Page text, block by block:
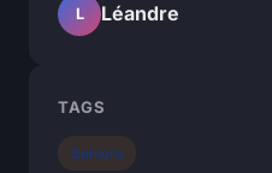
L Léandre
TAGS
Seniors